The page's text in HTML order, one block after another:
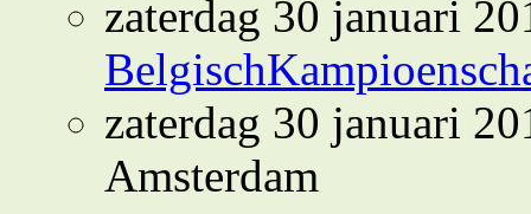
zaterdag 30 januari
zaterdag 30 januari
Amsterdam